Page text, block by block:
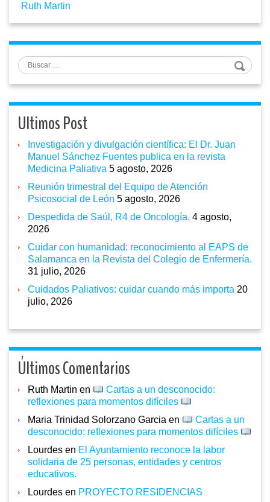
Ruth Martin
Buscar
Ultimos Post
Investigación y divulgación científica: El Dr. Juan
Manuel Sánchez Fuentes publica en la revista
Medicina Paliativa 5 agosto, 2026
Reunión trimestral del Equipo de Atención
Psicosocial de León 5 agosto, 2026
Despedida de Saúl, R4 de Oncología. 4 agosto,
2026
Cuidar con humanidad: reconocimiento al EAPS de
Salamanca en la Revista del Colegio de Enfermería.
31 julio, 2026
Cuidados Paliativos: cuidar cuando más importa 20
julio, 2026
Últimos Comentarios
Ruth Martin en
Cartas a un desconocido:
reflexiones para momentos difíciles
Maria Trinidad Solorzano Garcia en
Cartas a un
desconocido: reflexiones para momentos difíciles
Lourdes en El Ayuntamiento reconoce la labor
solidaria de 25 personas, entidades y centros
educativos.
Lourdes en PROYECTO RESIDENCIAS